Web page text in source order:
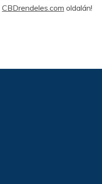
CBDrendeles.com oldalán!